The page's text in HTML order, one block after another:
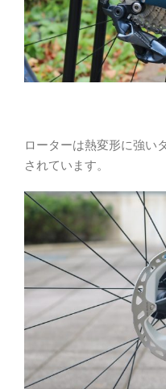
ローターは熱変形に強い
されています。